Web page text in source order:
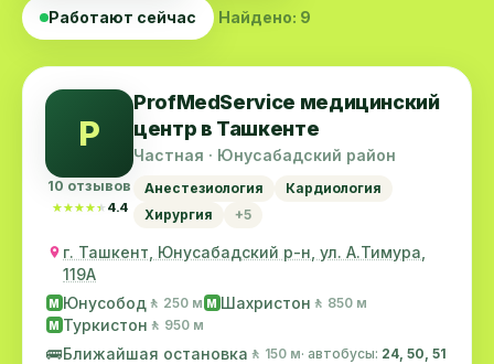
Работают сейчас Найдено: 9
P
10 отзывов
★★★★★
★★★★★ 4.4
ProfMedService медицинский
центр в Ташкенте
Частная · Юнусабадский район
Анестезиология
Кардиология
Хирургия
+5
г. Ташкент, Юнусабадский р-н, ул. А.Тимура,
119A
M Юнусобод 🚶 250 м M Шахристон 🚶 850 м
M Туркистон 🚶 950 м
🚌Ближайшая остановка 🚶 150 м· автобусы: 24, 50, 51